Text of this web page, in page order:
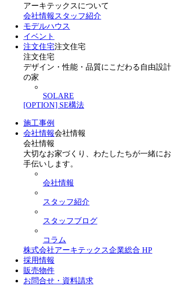
アーキテックスについて
会社情報 スタッフ紹介
モデルハウス
イベント
注文住宅注文住宅
注文住宅
デザイン・性能・品質にこだわる自由設計
の家
SOLARE
[OPTION] SE構法
施工事例
会社情報会社情報
会社情報
大切なお家づくり、わたしたちが一緒にお
手伝いします。
会社情報
スタッフ紹介
スタッフブログ
コラム
株式会社アーキテックス企業総合 HP
採用情報
販売物件
お問合せ・資料請求